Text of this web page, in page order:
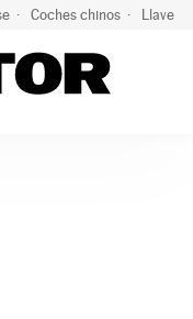
Coches chinos Llaves